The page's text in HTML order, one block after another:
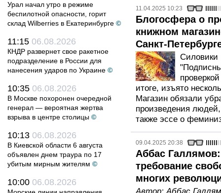
Урал начал утро в режиме
беспилотной опасности, горит
склад Wilberries в Екатеринбурге ©
11:15 06.08.2026
КНДР развернет свое ракетное
подразделение в России для
нанесения ударов по Украине ©
10:35 06.08.2026
В Москве похоронен очередной
генерал — вероятная жертва
взрыва в центре столицы ©
10:13 06.08.2026
В Киевской области 6 августа
объявлен днем траура по 17
убитым мирным жителям ©
10:00 06.08.2026
11.04.2025 10:23
Блогосфера о
книжном
Санкт-
Силовики
итоге, изъято
Магазин обязали
произведения
также эссе о
09.04.2025 20:38
Аббас
требование
многих